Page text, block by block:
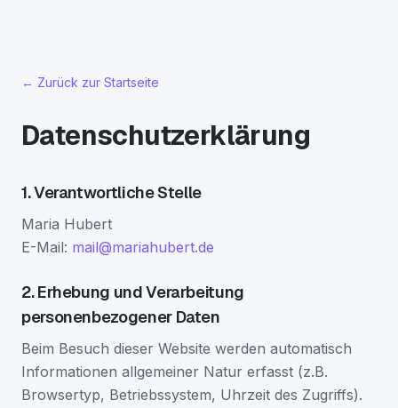
← Zurück zur Startseite
Datenschutzerklärung
1. Verantwortliche Stelle
Maria Hubert
E-Mail: mail@mariahubert.de
2. Erhebung und Verarbeitung
personenbezogener Daten
Beim Besuch dieser Website werden automatisch
Informationen allgemeiner Natur erfasst (z.B.
Browsertyp, Betriebssystem, Uhrzeit des Zugriffs).